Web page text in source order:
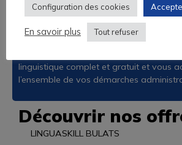
Personnel de Formation, aux fonds de
Travailleurs Non Salariés, et autres
possibles.
linguistique complet et gratuit et vous
l’ensemble de vos démarches
Découvrir nos
LINGUASKILL BULATS
Configuration des cookies
En savoir plus Tout refuser